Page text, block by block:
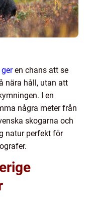
en chans att se
nära håll, utan att
I en
några meter från
skogarna och
natur perfekt för